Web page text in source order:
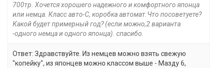
700тр. Хочется хорошего надежного и комфортного японца
или немца. Класс авто-С, коробка автомат.Что посоветуете?
Какой будет примерный год? (если можно,2 варианта
-одного немца и одного японца). спасибо.
Ответ: Здравствуйте. Из немцев можно взять свежую
"копейку", из японцев можно классом выше - Мазду 6,